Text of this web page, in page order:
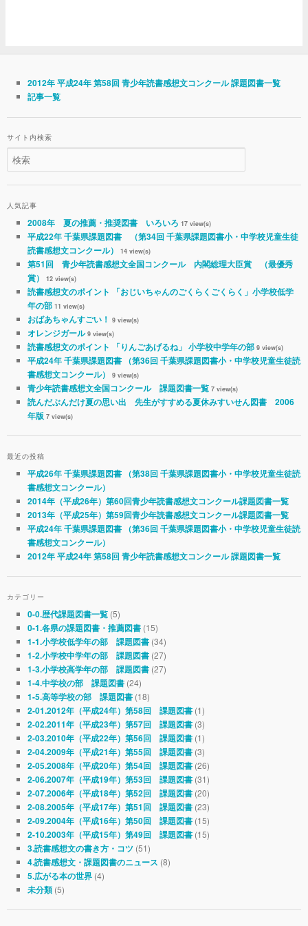
2012年 平成24年 第58回 青少年読書感想文コンクール 課題図書一覧
記事一覧
サイト内検索
人気記事
2008年 夏の推薦・推奨図書 いろいろ 17 view(s)
平成22年 千葉県課題図書 （第34回 千葉県課題図書小・中学校児童生徒
読書感想文コンクール）
14 view(s)
第51回 青少年読書感想文全国コンクール 内閣総理大臣賞 （最優秀
賞）
12 view(s)
読書感想文のポイント 「おじいちゃんのごくらくごくらく」小学校低学
年の部 11 view(s)
おばあちゃんすごい！ 9 view(s)
オレンジガール 9 view(s)
読書感想文のポイント 「りんごあげるね」 小学校中学年の部 9 view(s)
平成24年 千葉県課題図書 （第36回 千葉県課題図書小・中学校児童生徒読
書感想文コンクール）
9 view(s)
青少年読書感想文全国コンクール 課題図書一覧 7 view(s)
読んだぶんだけ夏の思い出 先生がすすめる夏休みすいせん図書 2006
年版 7 view(s)
最近の投稿
平成26年 千葉県課題図書 （第38回 千葉県課題図書小・中学校児童生徒読
書感想文コンクール）
2014年（平成26年）第60回青少年読書感想文コンクール課題図書一覧
2013年（平成25年）第59回青少年読書感想文コンクール課題図書一覧
平成24年 千葉県課題図書 （第36回 千葉県課題図書小・中学校児童生徒読
書感想文コンクール）
2012年 平成24年 第58回 青少年読書感想文コンクール 課題図書一覧
カテゴリー
0-0.歴代課題図書一覧(5)
0-1.各県の課題図書・推薦図書(15)
1-1.小学校低学年の部 課題図書(34)
1-2.小学校中学年の部 課題図書(27)
1-3.小学校高学年の部 課題図書(27)
1-4.中学校の部 課題図書(24)
1-5.高等学校の部 課題図書(18)
2-01.2012年（平成24年）第58回 課題図書(1)
2-02.2011年（平成23年）第57回 課題図書(3)
2-03.2010年（平成22年）第56回 課題図書(1)
2-04.2009年（平成21年）第55回 課題図書(3)
2-05.2008年（平成20年）第54回 課題図書(26)
2-06.2007年（平成19年）第53回 課題図書(31)
2-07.2006年（平成18年）第52回 課題図書(20)
2-08.2005年（平成17年）第51回 課題図書(23)
2-09.2004年（平成16年）第50回 課題図書(15)
2-10.2003年（平成15年）第49回 課題図書(15)
3.読書感想文の書き方・コツ (51)
4.読書感想文・課題図書のニュース (8)
5.広がる本の世界(4)
未分類(5)